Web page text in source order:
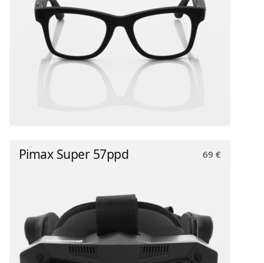
Pimax Super 57ppd 69 €